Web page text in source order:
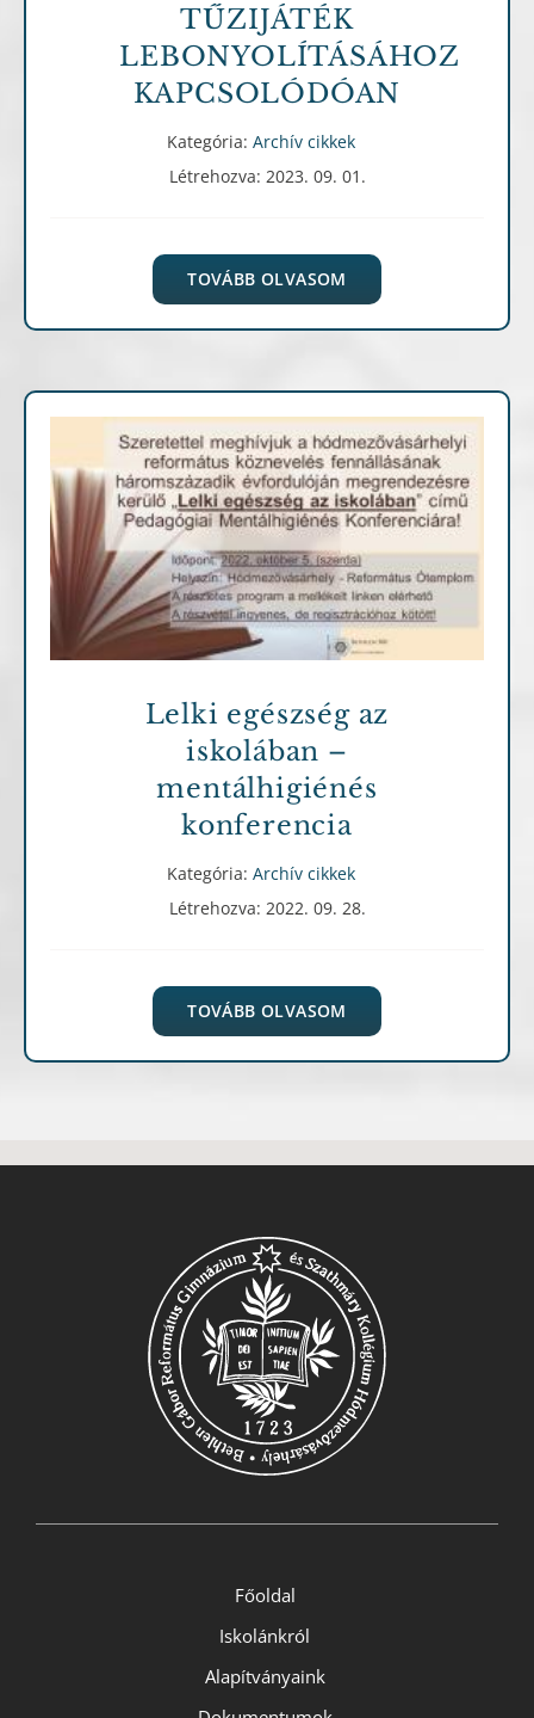
TŰZIJÁTÉK
LEBONYOLÍTÁSÁHOZ
KAPCSOLÓDÓAN
Kategória: Archív cikkek
Létrehozva: 2023. 09. 01.
TOVÁBB OLVASOM
Archív cikkek
Lelki egészség az
iskolában –
mentálhigiénés
konferencia
Kategória: Archív cikkek
Létrehozva: 2022. 09. 28.
TOVÁBB OLVASOM
Főoldal
Iskolánkról
Alapítványaink